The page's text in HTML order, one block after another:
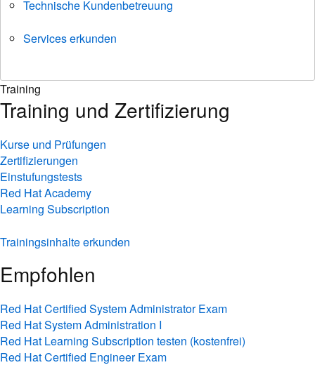
Technische Kundenbetreuung
Services erkunden
Training
Training und Zertifizierung
Kurse und Prüfungen
Zertifizierungen
Einstufungstests
Red Hat Academy
Learning Subscription
Trainingsinhalte erkunden
Empfohlen
Red Hat Certified System Administrator Exam
Red Hat System Administration I
Red Hat Learning Subscription testen (kostenfrei)
Red Hat Certified Engineer Exam